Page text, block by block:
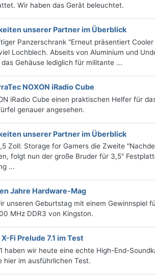
Wir haben das Gerät beleuchtet.
unserer Partner im Überblick
Panzerschrank "Erneut präsentiert
Lochblech. Abseits von Aluminium und
Gehäuse lediglich für militante ...
NOXON iRadio Cube
iRadio Cube einen praktischen Helfer für
genauer angesehen.
unserer Partner im Überblick
Zoll: Storage for Gamers die Zweite
folgt nun der große Bruder für 3,5"
...
Jahre Hardware-Mag
unseren Geburtstag mit einem Gewinnspiel
MHz DDR3 von Kingston.
Fi Prelude 7.1 im Test
haben wir heute eine echte High-End-
hier im ausführlichen Test.